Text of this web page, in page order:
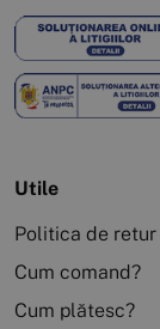
Utile
Politica de retur
Cum comand?
Cum plătesc?